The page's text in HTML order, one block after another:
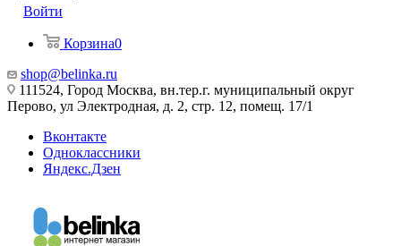
Войти
Корзина0
shop@belinka.ru
111524, Город Москва, вн.тер.г. муниципальный округ
Перово, ул Электродная, д. 2, стр. 12, помещ. 17/1
Вконтакте
Одноклассники
Яндекс.Дзен